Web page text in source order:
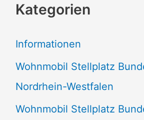
h
n
n
a
c
Kategorien
Informationen
Wohnmobil Stellplatz
Nordrhein-Westfalen
Wohnmobil Stellplatz